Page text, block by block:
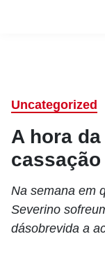
Uncategorized
A hora
cassação
Na semana em
Severino
dásobrevida a